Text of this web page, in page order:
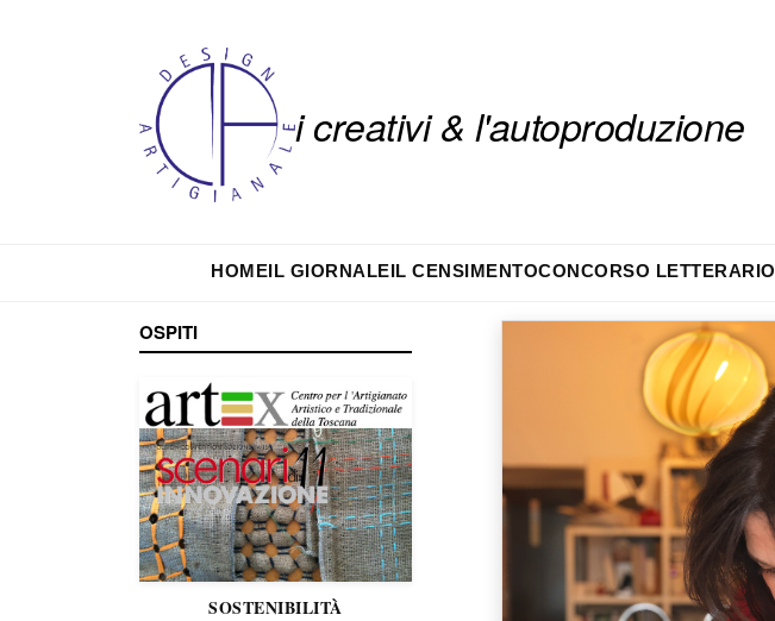
i creativi & l'autoproduzione
HOMEIL GIORNALEIL CENSIMENTOCONCORSO LETTERARIO
OSPITI
SOSTENIBILITÀ